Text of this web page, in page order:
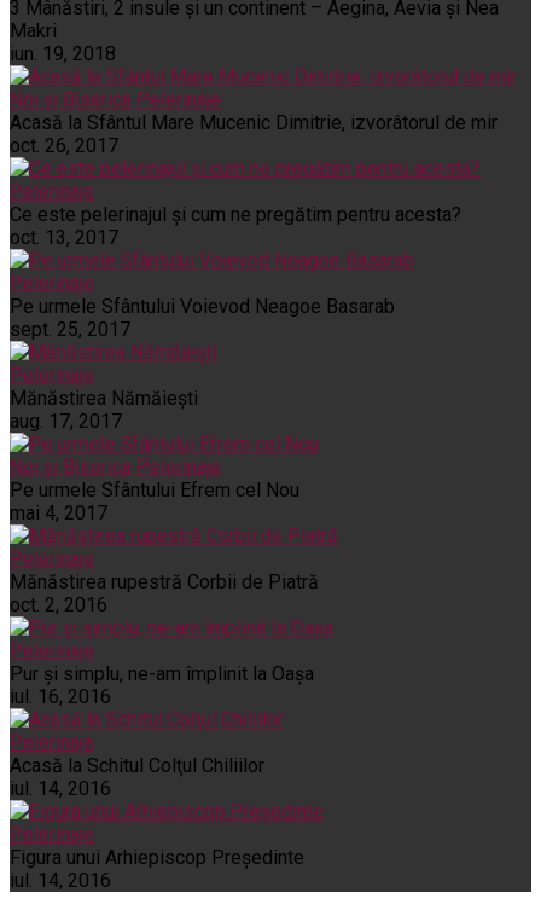
3 Mânăstiri, 2 insule și un continent – Aegina, Aevia și Nea
Makri
iun. 19, 2018
Noi și Biserica Pelerinaje
Acasă la Sfântul Mare Mucenic Dimitrie, izvorâtorul de mir
oct. 26, 2017
Pelerinaje
Ce este pelerinajul şi cum ne pregătim pentru acesta?
oct. 13, 2017
Pelerinaje
Pe urmele Sfântului Voievod Neagoe Basarab
sept. 25, 2017
Pelerinaje
Mănăstirea Nămăiești
aug. 17, 2017
Noi și Biserica Pelerinaje
Pe urmele Sfântului Efrem cel Nou
mai 4, 2017
Pelerinaje
Mănăstirea rupestră Corbii de Piatră
oct. 2, 2016
Pelerinaje
Pur şi simplu, ne-am împlinit la Oaşa
iul. 16, 2016
Pelerinaje
Acasă la Schitul Colţul Chiliilor
iul. 14, 2016
Pelerinaje
Figura unui Arhiepiscop Preşedinte
iul. 14, 2016